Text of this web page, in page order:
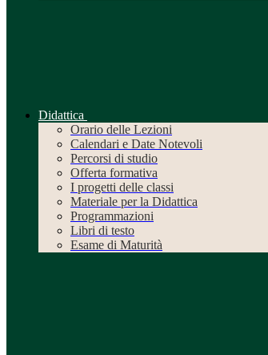
Didattica
Orario delle Lezioni
Calendari e Date Notevoli
Percorsi di studio
Offerta formativa
I progetti delle classi
Materiale per la Didattica
Programmazioni
Libri di testo
Esame di Maturità